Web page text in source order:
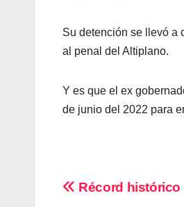
Su detención se llevó a
al penal del Altiplano.
Y es que el ex
de junio del 2022 para
Récord histórico